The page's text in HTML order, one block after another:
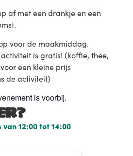
is voorbij.
van12:00tot14:00
af met een drankje en een
voor de maakmiddag.
is gratis! (koffie, thee,
een kleine prijs
de activiteit)